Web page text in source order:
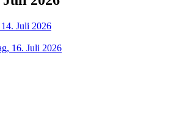
Juli 2026
16. Juli 2026